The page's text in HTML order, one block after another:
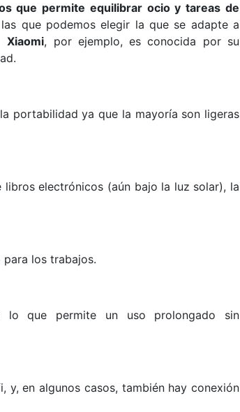
que permite equilibrar ocio y tareas de
que podemos elegir la que se adapte a
, por ejemplo, es conocida por su
portabilidad ya que la mayoría son ligeras
electrónicos (aún bajo la luz solar), la
los trabajos.
lo que permite un uso prolongado sin
y, en algunos casos, también hay conexión